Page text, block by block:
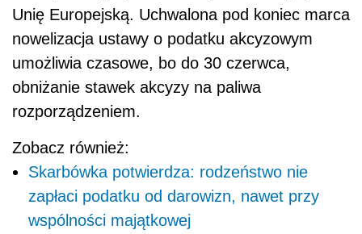
Unię Europejską. Uchwalona pod koniec marca
nowelizacja ustawy o podatku akcyzowym
umożliwia czasowe, bo do 30 czerwca,
obniżanie stawek akcyzy na paliwa
rozporządzeniem.
Zobacz również:
Skarbówka potwierdza: rodzeństwo nie
zapłaci podatku od darowizn, nawet przy
wspólności majątkowej